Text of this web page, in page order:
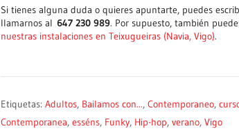
Si tienes alguna duda o quieres apuntarte, puedes
llamarnos al 647 230 989. Por supuesto, también
nuestras instalaciones en Teixugueiras (Navia, Vigo).
Etiquetas: Adultos, Bailamos con..., Contemporaneo,
Contemporanea, esséns, Funky, Hip-hop, verano, Vigo